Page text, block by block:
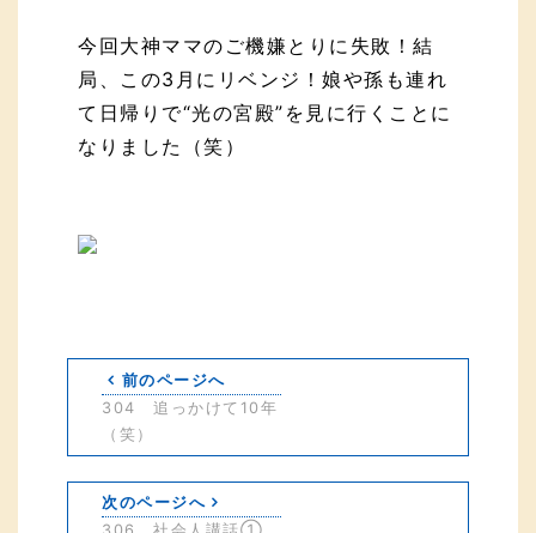
今回大神ママのご機嫌とりに失敗！結
局、この3月にリベンジ！娘や孫も連れ
て日帰りで“光の宮殿”を見に行くことに
なりました（笑）
前のページへ
304 追っかけて10年
（笑）
次のページへ